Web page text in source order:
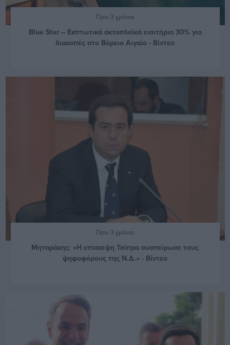
Πριν 3 χρόνια
Blue Star – Εκπτωτικά ακτοπλοϊκά εισιτήρια 30% για
διακοπές στο Βόρειο Αιγαίο - Βίντεο
Πριν 3 χρόνια
Μηταράκης: «Η επίσκεψη Τσίπρα συσπείρωσε τους
ψηφοφόρους της Ν.Δ.» - Βίντεο